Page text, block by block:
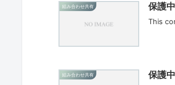
組み合わせ共有 保護
This
組み合わせ共有 保護